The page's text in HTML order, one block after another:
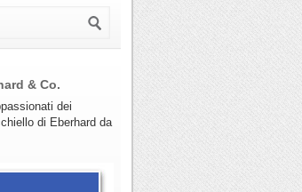
& Co.
dei
di Eberhard da